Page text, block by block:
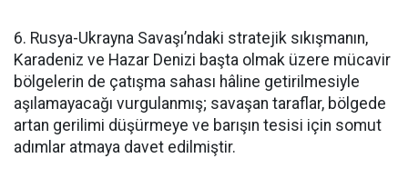
6. Rusya-Ukrayna Savaşı’ndaki stratejik sıkışmanın,
Karadeniz ve Hazar Denizi başta olmak üzere mücavir
bölgelerin de çatışma sahası hâline getirilmesiyle
aşılamayacağı vurgulanmış; savaşan taraflar, bölgede
artan gerilimi düşürmeye ve barışın tesisi için somut
adımlar atmaya davet edilmiştir.